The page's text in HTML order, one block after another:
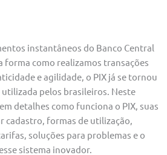
instantâneos do Banco Central
forma como realizamos transações
e agilidade, o PIX já se tornou
pelos brasileiros. Neste
detalhes como funciona o PIX, suas
cadastro, formas de utilização,
soluções para problemas e o
sistema inovador.